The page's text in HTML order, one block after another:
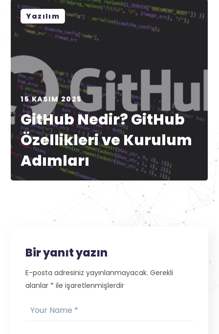
Yazılım
15 KASIM 2025
GitHub Nedir? GitHub
Özellikleri ve Kurulum
Adımları
Bir yanıt yazın
E-posta adresiniz yayınlanmayacak. Gerekli
alanlar * ile işaretlenmişlerdir